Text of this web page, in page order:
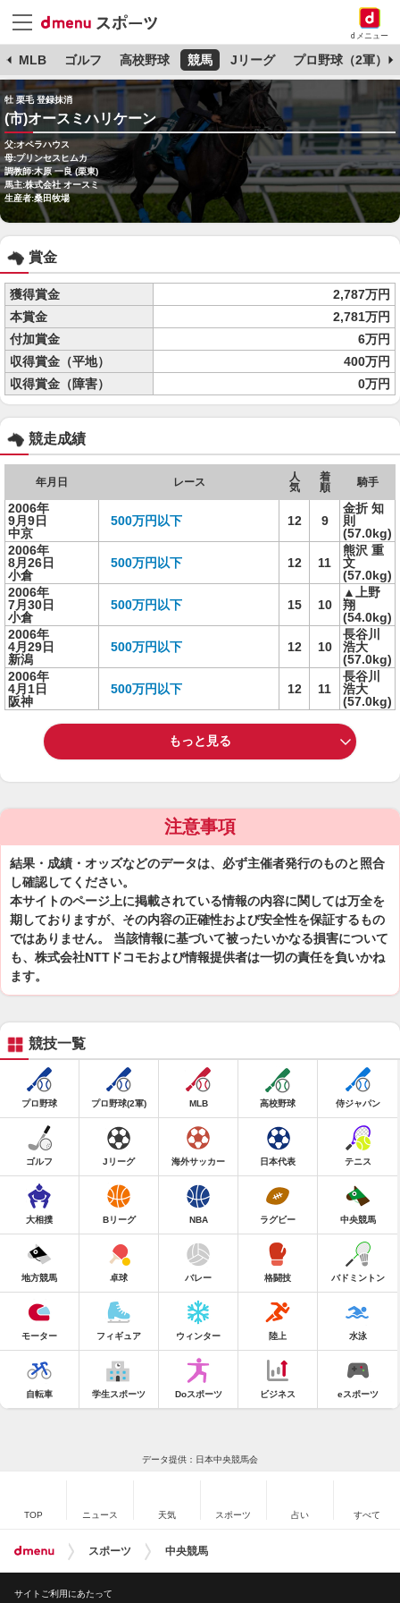
dメニュー
MLB ゴルフ 高校野球 競馬 Jリーグ プロ野球（2軍）
牡 栗毛 登録抹消
(市)オースミハリケーン
父:オペラハウス
母:プリンセスヒムカ
調教師:木原 一良 (栗東)
馬主:株式会社 オースミ
生産者:桑田牧場
賞金
獲得賞金
2,787万円
本賞金
2,781万円
付加賞金
6万円
収得賞金（平地）
400万円
収得賞金（障害）
0万円
競走成績
年月日 レース
人
気
着
順
騎手
2006年
9月9日
中京
500万円以下 12 9
金折 知
則
(57.0kg)
2006年
8月26日
小倉
500万円以下 12 11
熊沢 重
文
(57.0kg)
2006年
7月30日
小倉
500万円以下 15 10
▲上野
翔
(54.0kg)
2006年
4月29日
新潟
500万円以下 12 10
長谷川
浩大
(57.0kg)
2006年
4月1日
阪神
500万円以下 12 11
長谷川
浩大
(57.0kg)
もっと見る
注意事項
結果・成績・オッズなどのデータは、必ず主催者発行のものと照合
し確認してください。
本サイトのページ上に掲載されている情報の内容に関しては万全を
期しておりますが、その内容の正確性および安全性を保証するもの
ではありません。 当該情報に基づいて被ったいかなる損害について
も、株式会社NTTドコモおよび情報提供者は一切の責任を負いかね
ます。
競技一覧
プロ野球 プロ野球(2軍) MLB 高校野球 侍ジャパン
ゴルフ Jリーグ 海外サッカー 日本代表 テニス
大相撲 Bリーグ NBA ラグビー 中央競馬
地方競馬 卓球 バレー 格闘技 バドミントン
モーター フィギュア ウィンター 陸上 水泳
自転車 学生スポーツ Doスポーツ ビジネス eスポーツ
データ提供：日本中央競馬会
TOP ニュース 天気 スポーツ 占い すべて
スポーツ 中央競馬
サイトご利用にあたって